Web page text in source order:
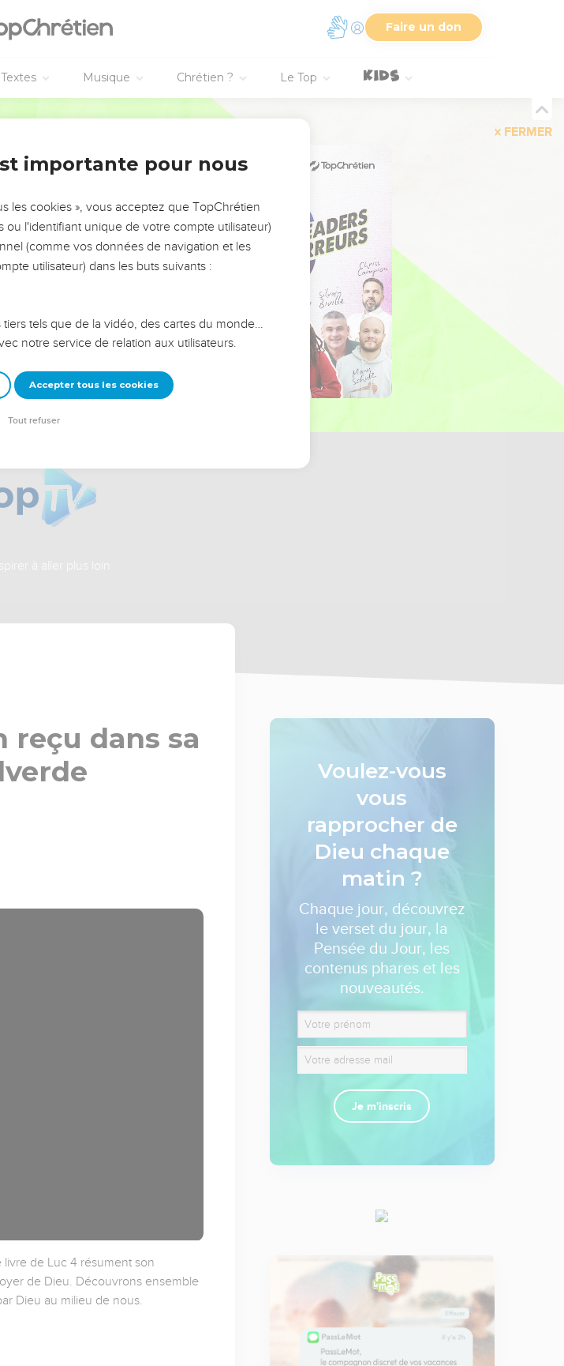
Faire un don
Textes Musique Chrétien ? Le Top
FERMER
!
vision. Mais on voit
même que ce sont
les erreurs
que leurs erreurs
ou une famille,
à aller plus loin
dans sa
de Luc 4 résument son
de Dieu. Découvrons ensemble
Dieu au milieu de nous.
Voulez-vous
vous
rapprocher de
Dieu chaque
matin ?
Chaque jour, découvrez
le verset du jour, la
Pensée du Jour, les
contenus phares et les
nouveautés.
Je m'inscris
importante pour nous
les cookies », vous acceptez que TopChrétien
ou l'identifiant unique de votre compte utilisateur)
(comme vos données de navigation et les
utilisateur) dans les buts suivants :
tels que de la vidéo, des cartes du monde…
notre service de relation aux utilisateurs.
Accepter tous les cookies
Tout refuser